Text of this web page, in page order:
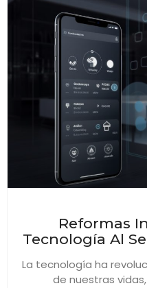
Reformas
Tecnología Al
La tecnología ha
de nuestras